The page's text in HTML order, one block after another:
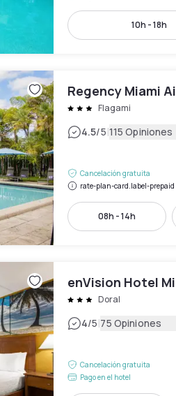
10h - 18h
Regency Miami
Flagami
4.5/5|115 Opiniones
Cancelación gratuita
rate-plan-card.label-prepaid
08h - 14h
enVision Hotel
Doral
4/5|75 Opiniones
Cancelación gratuita
Pago en el hotel